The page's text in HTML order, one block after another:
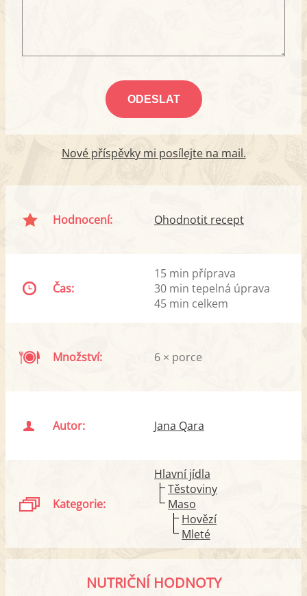
Nové příspěvky mi posílejte na mail.
Hodnocení: Ohodnotit recept
Čas:
15 min příprava
30 min tepelná úprava
45 min celkem
Množství: 6 × porce
Autor: Jana Qara
Kategorie:
Hlavní jídla
Těstoviny
Maso
Hovězí
Mleté
NUTRIČNÍ HODNOTY